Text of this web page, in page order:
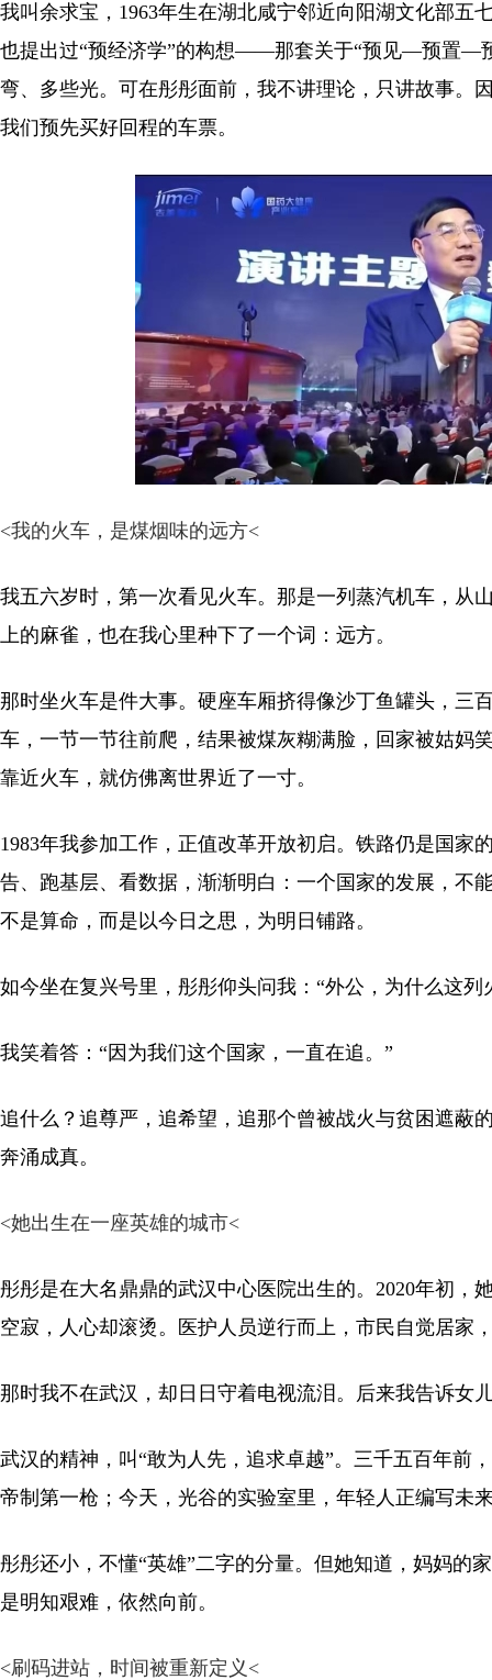
我叫余求宝，1963年生在湖北咸宁邻近向阳湖文化部五
也提出过“预经济学”的构想——那套关于“预见—预置—
弯、多些光。可在彤彤面前，我不讲理论，只讲故事。
我们预先买好回程的车票。
<我的火车，是煤烟味的远方<
我五六岁时，第一次看见火车。那是一列蒸汽机车，从
上的麻雀，也在我心里种下了一个词：远方。
那时坐火车是件大事。硬座车厢挤得像沙丁鱼罐头，三
车，一节一节往前爬，结果被煤灰糊满脸，回家被姑妈
靠近火车，就仿佛离世界近了一寸。
1983年我参加工作，正值改革开放初启。铁路仍是国家
告、跑基层、看数据，渐渐明白：一个国家的发展，
不是算命，而是以今日之思，为明日铺路。
如今坐在复兴号里，彤彤仰头问我：“外公，为什么这
我笑着答：“因为我们这个国家，一直在追。”
追什么？追尊严，追希望，追那个曾被战火与贫困遮蔽
奔涌成真。
<她出生在一座英雄的城市<
彤彤是在大名鼎鼎的武汉中心医院出生的。2020年初，
空寂，人心却滚烫。医护人员逆行而上，市民自觉居家
那时我不在武汉，却日日守着电视流泪。后来我告诉女
武汉的精神，叫“敢为人先，追求卓越”。三千五百年前
帝制第一枪；今天，光谷的实验室里，年轻人正编写未
彤彤还小，不懂“英雄”二字的分量。但她知道，妈妈
是明知艰难，依然向前。
<刷码进站，时间被重新定义 <